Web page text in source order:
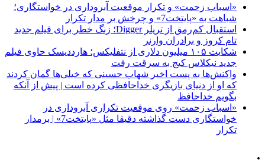
«اسباب زحمت» و تکرار موقعیت آبروداری در خواستگاری؛
شباهت به «پایتخت7» و چرخش بر مدار تکرار
استقبال کم‌رمق از تریلر Digger؛ زنگ خطر برای فیلم جدید
تام کروز و برادران وارنر
شکایت ۱۰۵ میلیون دلاری از نتفلیکس؛ هارددیسک حاوی فیلم
جدید نیکلاس کیج به سرقت رفت
واکنش‌ها به پست اخیر شهاب حسینی که خیلی‌ها گمان کردند
که او از دنیای بازیگری خداحافظی کرده است | پیش از آنکه
بگویم خداحافظ
«اسباب زحمت» روی موقعیت تکراری آبروداری در
خواستگاری دست گذاشته دقیقا مثل «پایتخت7» | برمدار
تکرار
.